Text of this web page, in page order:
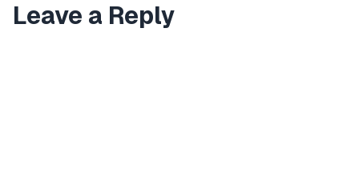
Leave a Reply